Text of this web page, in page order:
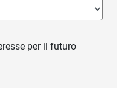
per il futuro